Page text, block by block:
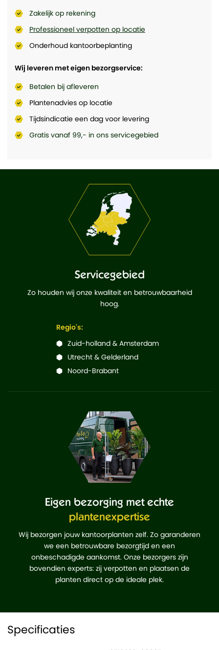
Zakelijk op rekening
Professioneel verpotten op locatie
Onderhoud kantoorbeplanting
Wij leveren met eigen bezorgservice:
Betalen bij afleveren
Plantenadvies op locatie
Tijdsindicatie een dag voor levering
Gratis vanaf 99,- in ons servicegebied
Servicegebied
Zo houden wij onze kwaliteit en betrouwbaarheid
hoog.
Regio's:
Zuid-holland & Amsterdam
Utrecht & Gelderland
Noord-Brabant
Eigen bezorging met echte
plantenexpertise
Wij bezorgen jouw kantoorplanten zelf. Zo garanderen
we een betrouwbare bezorgtijd en een
onbeschadigde aankomst. Onze bezorgers zijn
bovendien experts: zij verpotten en plaatsen de
planten direct op de ideale plek.
Specificaties